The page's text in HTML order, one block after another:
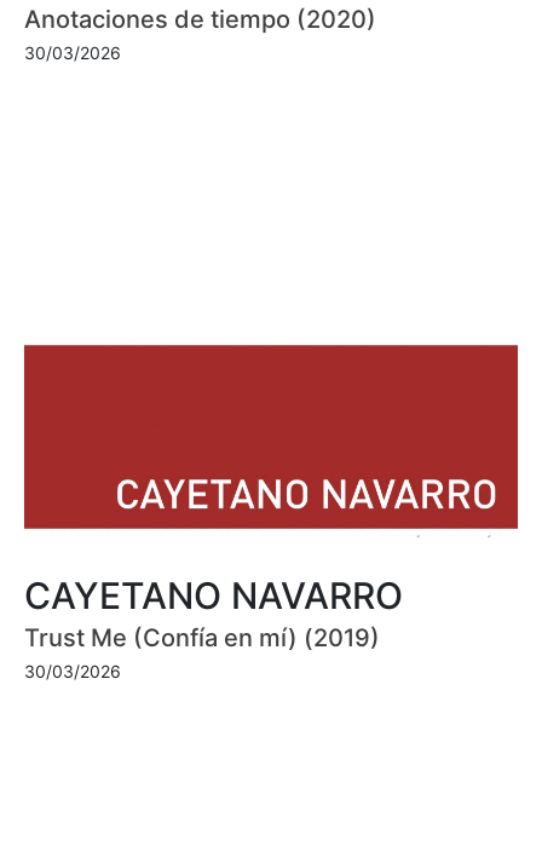
Anotaciones de tiempo (2020)
30/03/2026
CAYETANO NAVARRO
Trust Me (Confía en mí) (2019)
30/03/2026